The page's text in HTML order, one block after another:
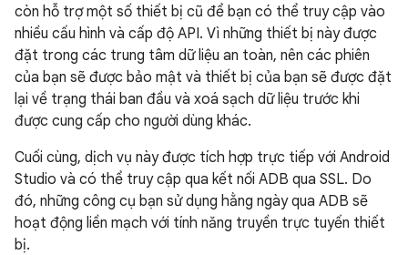
còn hỗ trợ một số thiết bị cũ để bạn có thể truy cập vào
nhiều cấu hình và cấp độ API. Vì những thiết bị này được
đặt trong các trung tâm dữ liệu an toàn, nên các phiên
của bạn sẽ được bảo mật và thiết bị của bạn sẽ được đặt
lại về trạng thái ban đầu và xoá sạch dữ liệu trước khi
được cung cấp cho người dùng khác.
Cuối cùng, dịch vụ này được tích hợp trực tiếp với Android
Studio và có thể truy cập qua kết nối ADB qua SSL. Do
đó, những công cụ bạn sử dụng hằng ngày qua ADB sẽ
hoạt động liền mạch với tính năng truyền trực tuyến thiết
bị.